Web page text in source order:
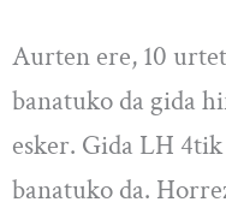
Aurten ere, 10
banatuko da gida
esker. Gida LH
banatuko da.